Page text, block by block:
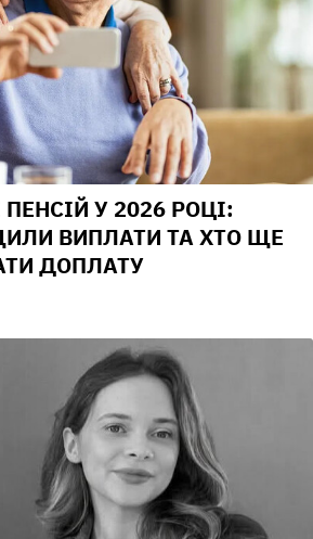
У 2026 РОЦІ:
ВИПЛАТИ ТА ХТО ЩЕ
ДОПЛАТУ